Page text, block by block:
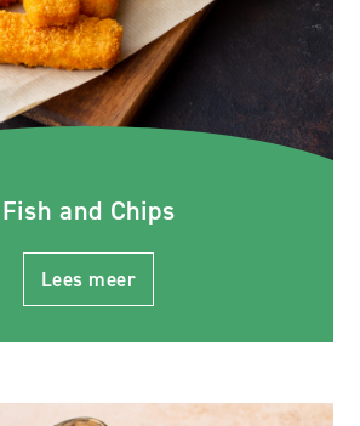
Fish and Chips
Lees meer